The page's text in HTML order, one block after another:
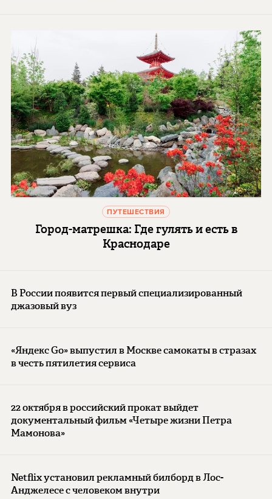
ПУТЕШЕСТВИЯ
Город-матрешка: Где гулять и есть в
Краснодаре
В России появится первый специализированный
джазовый вуз
«Яндекс Go» выпустил в Москве самокаты в стразах
в честь пятилетия сервиса
22 октября в российский прокат выйдет
документальный фильм «Четыре жизни Петра
Мамонова»
Netflix установил рекламный билборд в Лос-
Анджелесе с человеком внутри